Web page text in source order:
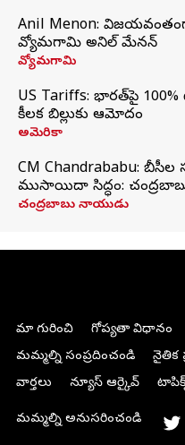
Anil Menon:
వ్యోమగామి అనిల్‌ మేనన్
వ్యోమగామి
US Tariffs: భారత్‌పై
కీలక బిల్లుకు ఆమోదం
అమెరికా
CM Chandrababu: బీసీల
ముసాయిదా సిద్ధం:
చంద్రబాబు నాయుడు
మా గురించి గోప్యతా విధానం
మమ్మల్ని సంప్రదించండి
నైతిక
వార్తలు
న్యూస్ ఆర్కైవ్
మమ్మల్ని అనుసరించండి